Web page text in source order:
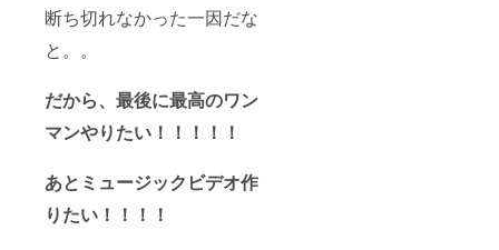
断ち切れなかった一因だな
と。。
だから、最後に最高のワン
マンやりたい！！！！！
あとミュージックビデオ作
りたい！！！！